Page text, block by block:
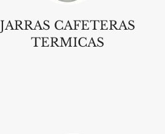
JARRAS CAFETERAS
TERMICAS